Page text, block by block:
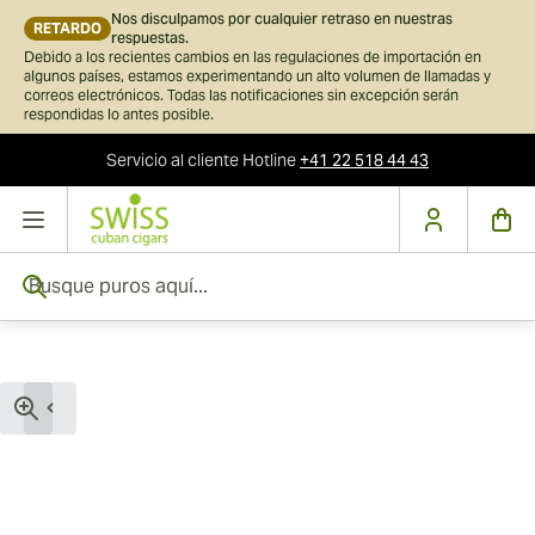
RETARDO
Nos disculpamos por cualquier retraso en nuestras
respuestas.
Debido a los recientes cambios en las regulaciones de importación en
algunos países, estamos experimentando un alto volumen de llamadas y
correos electrónicos. Todas las notificaciones sin excepción serán
respondidas lo antes posible.
Servicio al cliente Hotline+41 22 518 44 43